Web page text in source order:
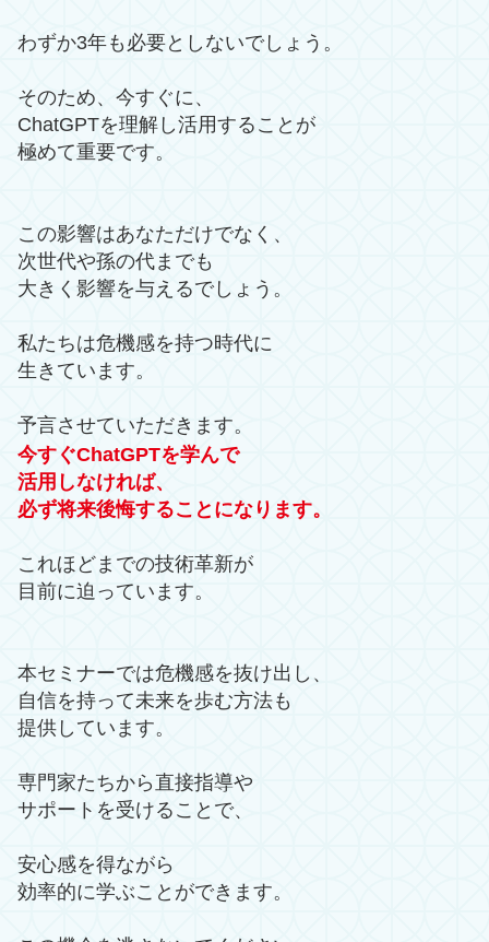
わずか3年も必要としないでしょう。
そのため、今すぐに、
ChatGPTを理解し活用することが
極めて重要です。
この影響はあなただけでなく、
次世代や孫の代までも
大きく影響を与えるでしょう。
私たちは危機感を持つ時代に
生きています。
予言させていただきます。
今すぐChatGPTを学んで
活用しなければ、
必ず将来後悔することになります。
これほどまでの技術革新が
目前に迫っています。
本セミナーでは危機感を抜け出し、
自信を持って未来を歩む方法も
提供しています。
専門家たちから直接指導や
サポートを受けることで、
安心感を得ながら
効率的に学ぶことができます。